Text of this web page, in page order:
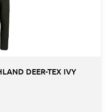
DEER-TEX IVY